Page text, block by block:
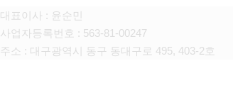
대표이사 : 윤순민
사업자등록번호 : 563-81-00247
주소 : 대구광역시 동구 동대구로 495, 403-2호